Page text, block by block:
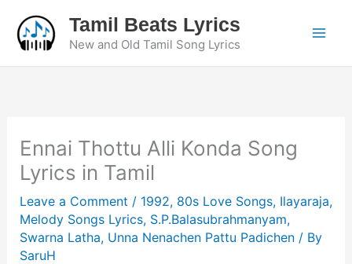
content
Tamil Beats Lyrics
New and Old Tamil Song Lyrics
Ennai Thottu Alli Konda Song
Lyrics in Tamil
Leave a Comment / 1992, 80s Love Songs, Ilayaraja,
Melody Songs Lyrics, S.P.Balasubrahmanyam,
Swarna Latha, Unna Nenachen Pattu Padichen/ By
SaruH